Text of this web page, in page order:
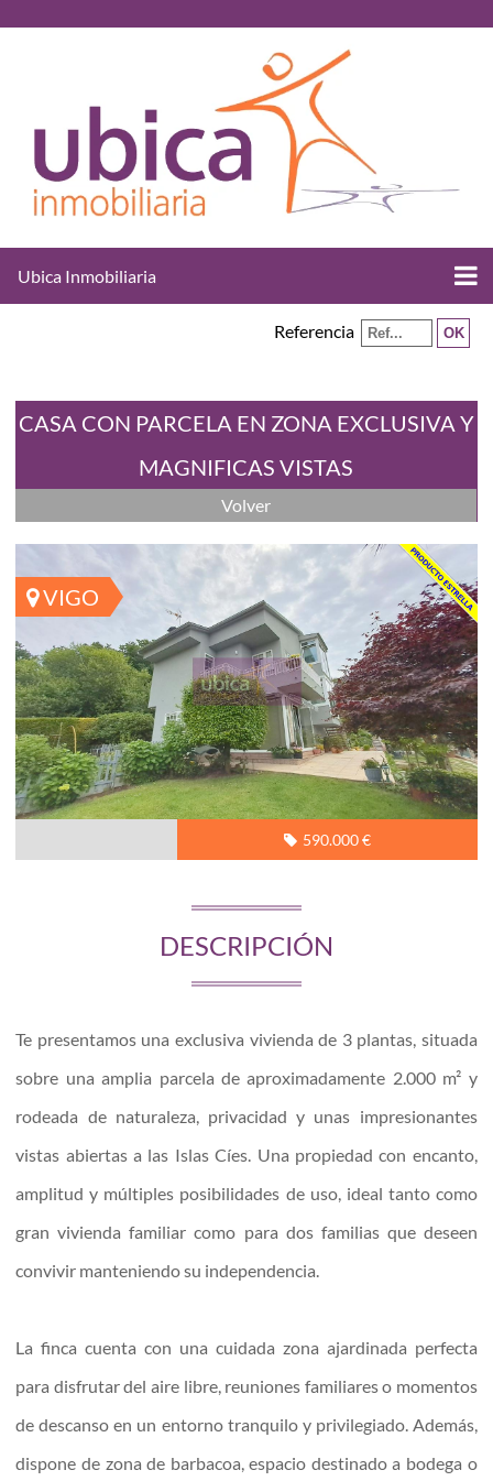
Ubica Inmobiliaria
Referencia
CASA CON PARCELA EN ZONA EXCLUSIVA Y
MAGNIFICAS VISTAS
Volver
VIGO
590.000 €
DESCRIPCIÓN
Te presentamos una exclusiva vivienda de 3 plantas, situada
sobre una amplia parcela de aproximadamente 2.000 m² y
rodeada de naturaleza, privacidad y unas impresionantes
vistas abiertas a las Islas Cíes. Una propiedad con encanto,
amplitud y múltiples posibilidades de uso, ideal tanto como
gran vivienda familiar como para dos familias que deseen
convivir manteniendo su independencia.
La finca cuenta con una cuidada zona ajardinada perfecta
para disfrutar del aire libre, reuniones familiares o momentos
de descanso en un entorno tranquilo y privilegiado. Además,
dispone de zona de barbacoa, espacio destinado a bodega o